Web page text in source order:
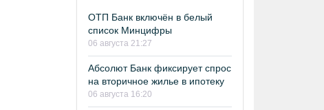
ОТП Банк включён в белый
список Минцифры
06 августа 21:27
Абсолют Банк фиксирует спрос
на вторичное жилье в ипотеку
06 августа 16:20